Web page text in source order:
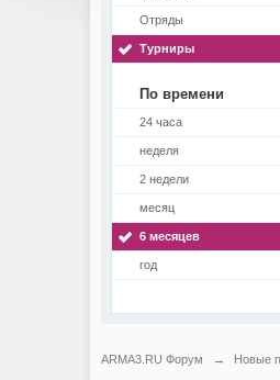
Отряды
Турниры
По времени
24 часа
неделя
2 недели
месяц
6 месяцев
год
ARMA3.RU Форум → Новые